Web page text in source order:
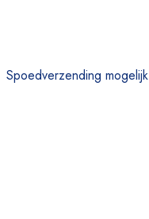
Spoedverzending mogelijk